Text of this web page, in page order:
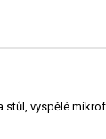
stůl, vyspělé